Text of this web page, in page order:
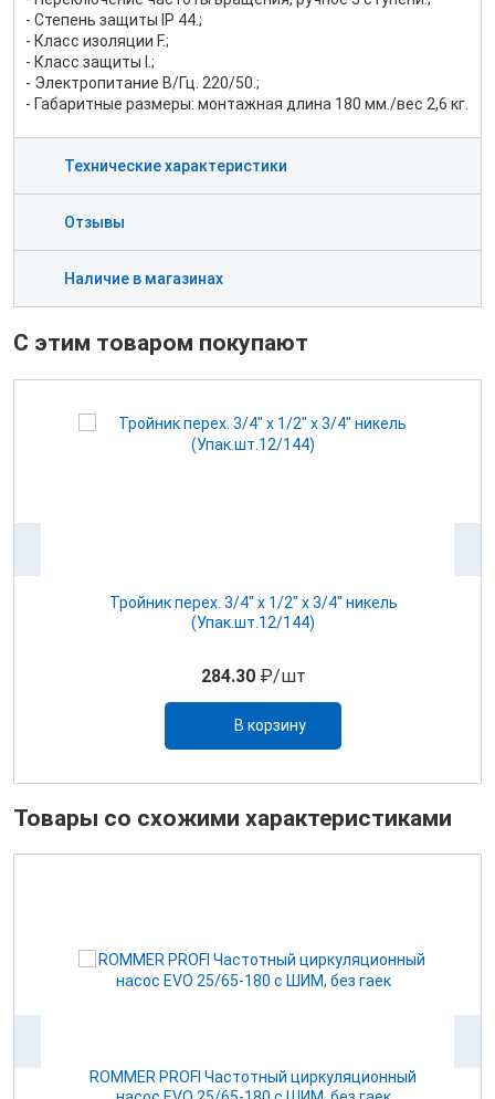
- Степень защиты IP 44.;
- Класс изоляции F.;
- Класс защиты I.;
- Электропитание B/Гц. 220/50.;
- Габаритные размеры: монтажная длина 180 мм./вес 2,6 кг.
Технические характеристики
Отзывы
Наличие в магазинах
С этим товаром покупают
Тройник перех. 3/4" х 1/2" х 3/4" никель
(Упак.шт.12/144)
284.30₽/шт
В корзину
Товары со схожими характеристиками
ROMMER PROFI Частотный циркуляционный